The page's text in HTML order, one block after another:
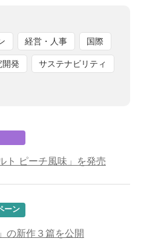
経営・人事 国際
開発 サステナビリティ
ト ピーチ風味」を発売
ーン
の新作３篇を公開